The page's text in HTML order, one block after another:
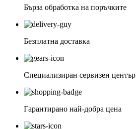
Бърза обработка на поръчките
Безплатна доставка
Специализиран сервизен център
Гарантирано най-добра цена